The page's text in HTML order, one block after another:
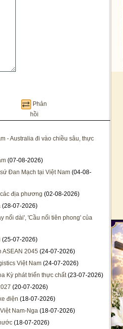
Phản
hồi
- Australia đi vào chiều sâu, thực
(07-08-2026)
Đan Mạch tại Việt Nam (04-08-
địa phương (02-08-2026)
(28-07-2026)
nối dài', 'Cầu nối tiên phong' của
(25-07-2026)
ASEAN 2045 (24-07-2026)
Việt Nam (24-07-2026)
Kỳ phát triển thực chất(23-07-2026)
(20-07-2026)
điện (18-07-2026)
Nam-Nga (18-07-2026)
(18-07-2026)